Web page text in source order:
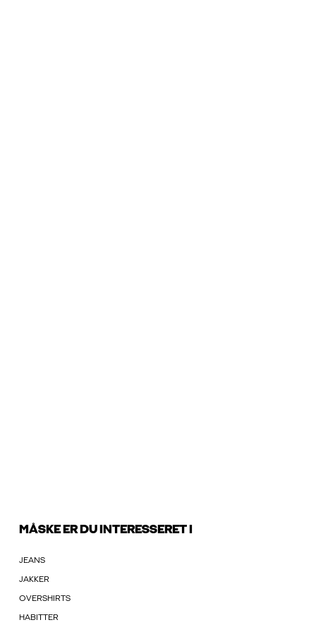
MÅSKE ER DU INTERESSERET I
JEANS
JAKKER
OVERSHIRTS
HABITTER